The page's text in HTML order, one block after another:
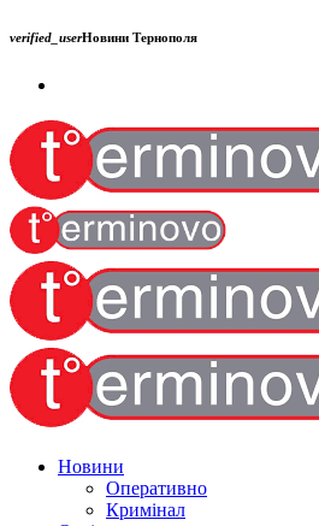
verified_userНовини Тернополя
Новини
Оперативно
Кримінал